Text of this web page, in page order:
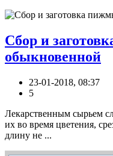
Сбор и
обыкновенной
23-01-2018, 08:37
5
Лекарственным сырьем
их во время цветения,
длину не ...